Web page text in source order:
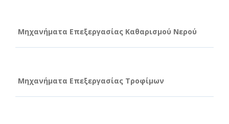
Μηχανήματα Επεξεργασίας Καθαρισμού Νερού
Μηχανήματα Επεξεργασίας Τροφίμων